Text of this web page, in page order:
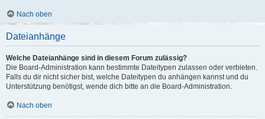
Nach oben
Dateianhänge
Welche Dateianhänge sind in diesem Forum zulässig?
Die Board-Administration kann bestimmte Dateitypen zulassen oder verbieten.
Falls du dir nicht sicher bist, welche Dateitypen du anhängen kannst und du
Unterstützung benötigst, wende dich bitte an die Board-Administration.
Nach oben